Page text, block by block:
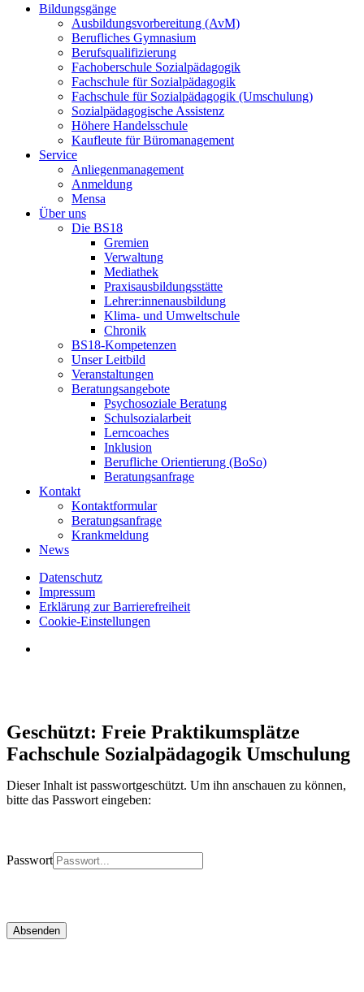
Bildungsgänge
Ausbildungsvorbereitung (AvM)
Berufliches Gymnasium
Berufsqualifizierung
Fachoberschule Sozialpädagogik
Fachschule für Sozialpädagogik
Fachschule für Sozialpädagogik (Umschulung)
Sozialpädagogische Assistenz
Höhere Handelsschule
Kaufleute für Büromanagement
Service
Anliegenmanagement
Anmeldung
Mensa
Über uns
Die BS18
Gremien
Verwaltung
Mediathek
Praxisausbildungsstätte
Lehrer:innenausbildung
Klima- und Umweltschule
Chronik
BS18-Kompetenzen
Unser Leitbild
Veranstaltungen
Beratungsangebote
Psychosoziale Beratung
Schulsozialarbeit
Lerncoaches
Inklusion
Berufliche Orientierung (BoSo)
Beratungsanfrage
Kontakt
Kontaktformular
Beratungsanfrage
Krankmeldung
News
Datenschutz
Impressum
Erklärung zur Barrierefreiheit
Cookie-Einstellungen
Geschützt: Freie Praktikumsplätze
Fachschule Sozialpädagogik Umschulung
Dieser Inhalt ist passwortgeschützt. Um ihn anschauen zu können,
bitte das Passwort eingeben:
Passwort
Absenden